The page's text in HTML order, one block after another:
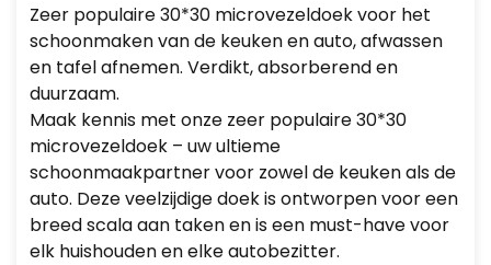
Zeer populaire 30*30 microvezeldoek voor het
schoonmaken van de keuken en auto, afwassen
en tafel afnemen. Verdikt, absorberend en
duurzaam.
Maak kennis met onze zeer populaire 30*30
microvezeldoek – uw ultieme
schoonmaakpartner voor zowel de keuken als de
auto. Deze veelzijdige doek is ontworpen voor een
breed scala aan taken en is een must-have voor
elk huishouden en elke autobezitter.